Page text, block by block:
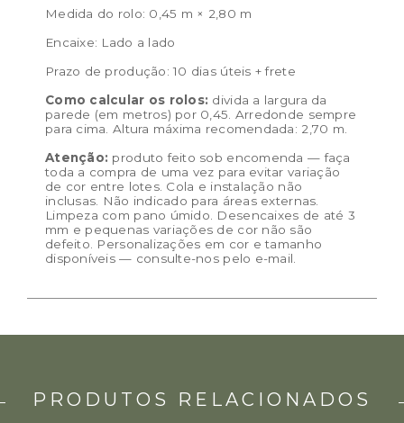
Medida do rolo: 0,45 m × 2,80 m
Encaixe: Lado a lado
Prazo de produção: 10 dias úteis + frete
Como calcular os rolos: divida a largura da
parede (em metros) por 0,45. Arredonde sempre
para cima. Altura máxima recomendada: 2,70 m.
Atenção: produto feito sob encomenda — faça
toda a compra de uma vez para evitar variação
de cor entre lotes. Cola e instalação não
inclusas. Não indicado para áreas externas.
Limpeza com pano úmido. Desencaixes de até 3
mm e pequenas variações de cor não são
defeito. Personalizações em cor e tamanho
disponíveis — consulte-nos pelo e-mail.
PRODUTOS RELACIONADOS